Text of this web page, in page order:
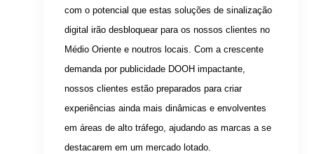
com o potencial que estas soluções de sinalização
digital irão desbloquear para os nossos clientes no
Médio Oriente e noutros locais. Com a crescente
demanda por publicidade DOOH impactante,
nossos clientes estão preparados para criar
experiências ainda mais dinâmicas e envolventes
em áreas de alto tráfego, ajudando as marcas a se
destacarem em um mercado lotado.